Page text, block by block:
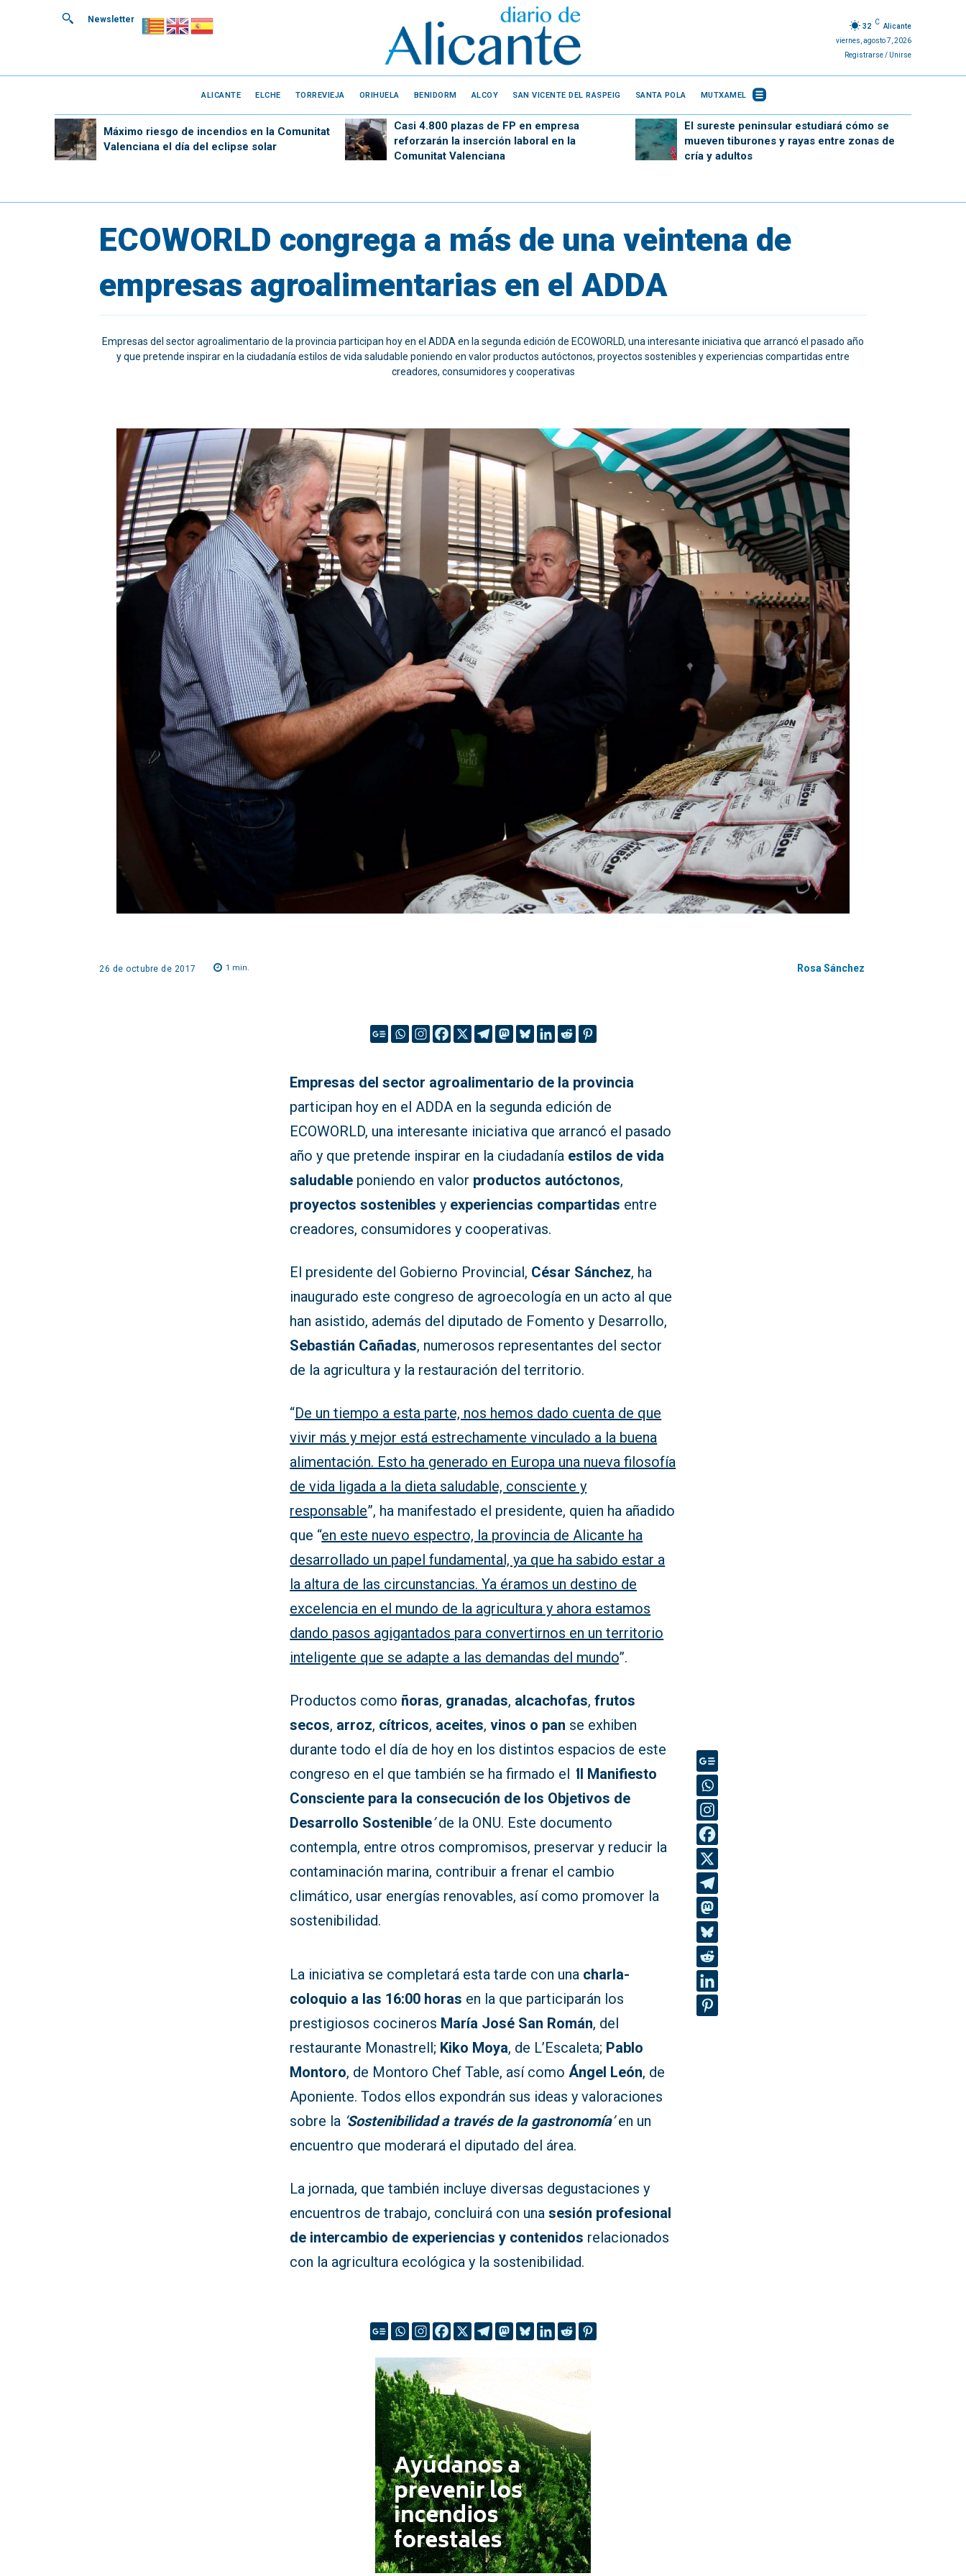
Newsletter
32
C
Alicante
viernes, agosto 7, 2026
Registrarse / Unirse
ALICANTE ELCHE TORREVIEJA ORIHUELA BENIDORM ALCOY SAN VICENTE DEL RASPEIG SANTA POLA MUTXAMEL
Máximo riesgo de incendios en la Comunitat
Valenciana el día del eclipse solar
Casi 4.800 plazas de FP en empresa
reforzarán la inserción laboral en la
Comunitat Valenciana
El sureste peninsular estudiará cómo se
mueven tiburones y rayas entre zonas de
cría y adultos
ECOWORLD congrega a más de una veintena de
empresas agroalimentarias en el ADDA
Empresas del sector agroalimentario de la provincia participan hoy en el ADDA en la segunda edición de ECOWORLD, una interesante iniciativa que arrancó el pasado año
y que pretende inspirar en la ciudadanía estilos de vida saludable poniendo en valor productos autóctonos, proyectos sostenibles y experiencias compartidas entre
creadores, consumidores y cooperativas
26 de octubre de 2017 1 min. Rosa Sánchez
Empresas del sector agroalimentario de la provincia
participan hoy en el ADDA en la segunda edición de
ECOWORLD, una interesante iniciativa que arrancó el pasado
año y que pretende inspirar en la ciudadanía estilos de vida
saludable poniendo en valor productos autóctonos,
proyectos sostenibles y experiencias compartidas entre
creadores, consumidores y cooperativas.
El presidente del Gobierno Provincial, César Sánchez, ha
inaugurado este congreso de agroecología en un acto al que
han asistido, además del diputado de Fomento y Desarrollo,
Sebastián Cañadas, numerosos representantes del sector
de la agricultura y la restauración del territorio.
“De un tiempo a esta parte, nos hemos dado cuenta de que
vivir más y mejor está estrechamente vinculado a la buena
alimentación. Esto ha generado en Europa una nueva filosofía
de vida ligada a la dieta saludable, consciente y
responsable”, ha manifestado el presidente, quien ha añadido
que “en este nuevo espectro, la provincia de Alicante ha
desarrollado un papel fundamental, ya que ha sabido estar a
la altura de las circunstancias. Ya éramos un destino de
excelencia en el mundo de la agricultura y ahora estamos
dando pasos agigantados para convertirnos en un territorio
inteligente que se adapte a las demandas del mundo”.
Productos como ñoras, granadas, alcachofas, frutos
secos, arroz, cítricos, aceites, vinos o pan se exhiben
durante todo el día de hoy en los distintos espacios de este
congreso en el que también se ha firmado el ‘II Manifiesto
Consciente para la consecución de los Objetivos de
Desarrollo Sostenible’de la ONU. Este documento
contempla, entre otros compromisos, preservar y reducir la
contaminación marina, contribuir a frenar el cambio
climático, usar energías renovables, así como promover la
sostenibilidad.
La iniciativa se completará esta tarde con una charla-
coloquio a las 16:00 horas en la que participarán los
prestigiosos cocineros María José San Román, del
restaurante Monastrell; Kiko Moya, de L’Escaleta; Pablo
Montoro, de Montoro Chef Table, así comoÁngel León, de
Aponiente. Todos ellos expondrán sus ideas y valoraciones
sobre la ‘Sostenibilidad a través de la gastronomía’en un
encuentro que moderará el diputado del área.
La jornada, que también incluye diversas degustaciones y
encuentros de trabajo, concluirá con unasesión profesional
de intercambio de experiencias y contenidos relacionados
con la agricultura ecológica y la sostenibilidad.